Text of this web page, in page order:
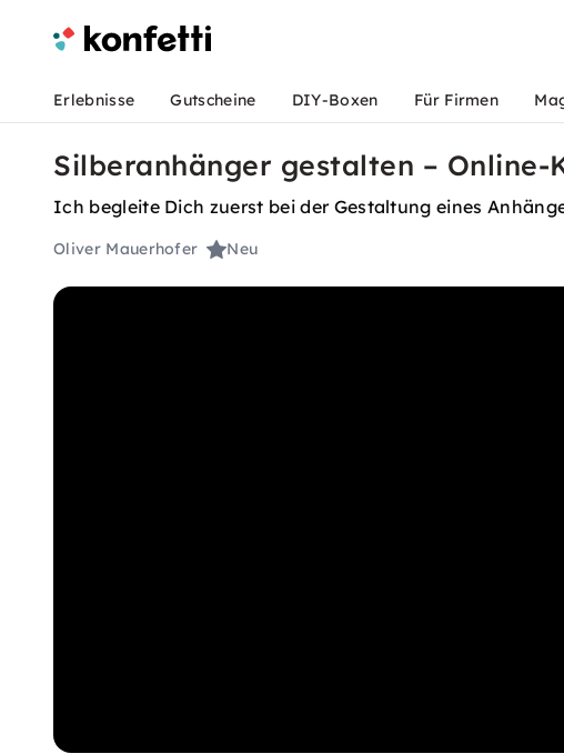
Erlebnisse Gutscheine DIY-Boxen Für Firmen
Silberanhänger gestalten – Online-
Ich begleite Dich zuerst bei der Gestaltung eines
Oliver Mauerhofer Neu